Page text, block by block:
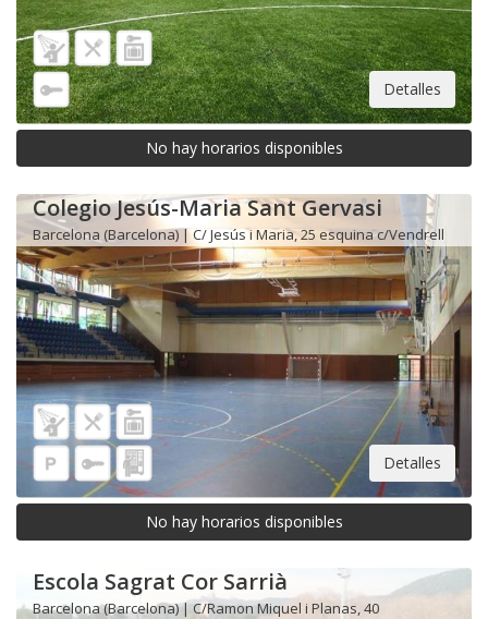
Detalles
No hay horarios disponibles
Colegio Jesús-Maria Sant Gervasi
Barcelona (Barcelona) | C/ Jesús i Maria, 25 esquina c/Vendrell
Detalles
No hay horarios disponibles
Escola Sagrat Cor Sarrià
Barcelona (Barcelona) | C/Ramon Miquel i Planas, 40